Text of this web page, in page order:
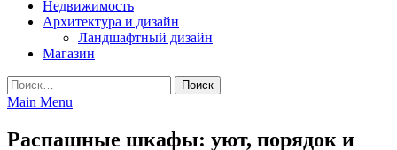
Недвижимость
Архитектура и дизайн
Ландшафтный дизайн
Магазин
Найти:
Main Menu
Распашные шкафы: уют, порядок и